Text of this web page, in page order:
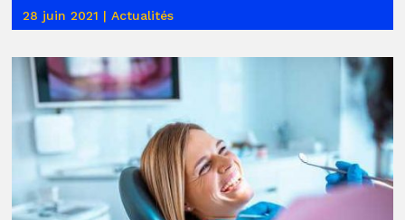
28 juin 2021 |Actualités